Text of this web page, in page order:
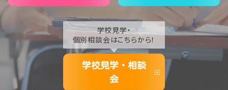
学校見学・
個別相談会はこちらから！
学校見学・相談
会